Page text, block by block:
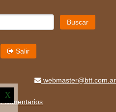
Buscar
Salir
webmaster@btt.com.ar
comentarios
X